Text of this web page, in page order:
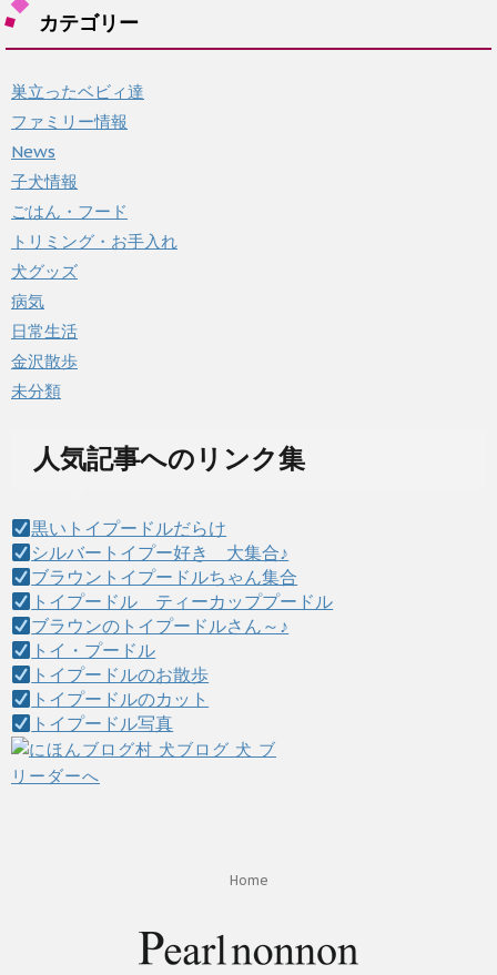
ブ
カテゴリー
巣立ったベビィ達
ファミリー情報
News
子犬情報
ごはん・フード
トリミング・お手入れ
犬グッズ
病気
日常生活
金沢散歩
未分類
人気記事へのリンク集
黒いトイプードルだらけ
シルバートイプー好き 大集合♪
ブラウントイプードルちゃん集合
トイプードル ティーカッププードル
ブラウンのトイプードルさん～♪
トイ・プードル
トイプードルのお散歩
トイプードルのカット
トイプードル写真
Home